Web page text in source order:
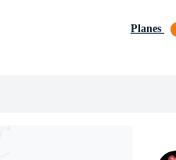
Planes